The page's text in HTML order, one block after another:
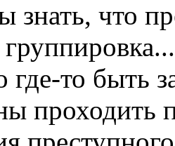
что
то быть
проходить